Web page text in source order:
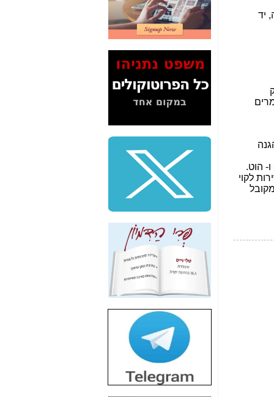
2" על תעלולי השר
משה כחלון -כאן
הסלולר" ואיך מסרסים
את הנתונים לציבור -
כאן
סיכום ביקור בסיליקון
שלמה פילבר (עד
לאחרונה מנכ"ל משרד
התקשורת) - עד
מדינה? הצחקתם
"יש אפליה בחקירה"?
חשיפה: למה השר
משה כחלון לא נחקר
עד היום? -
כאן
הדומה לזו של "תיק
4000" אך בתחום
הסלולר -
חשיפת מה שלא
רוצים שתדעו בעניין
פריסת אנלימיטד
(בניחוח בלתי נסבל) -
כאן